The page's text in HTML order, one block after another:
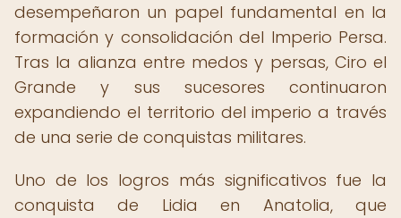
desempeñaron un papel fundamental en la
formación y consolidación del Imperio Persa.
Tras la alianza entre medos y persas, Ciro el
Grande y sus sucesores continuaron
expandiendo el territorio del imperio a través
de una serie de conquistas militares.
Uno de los logros más significativos fue la
conquista de Lidia en Anatolia, que